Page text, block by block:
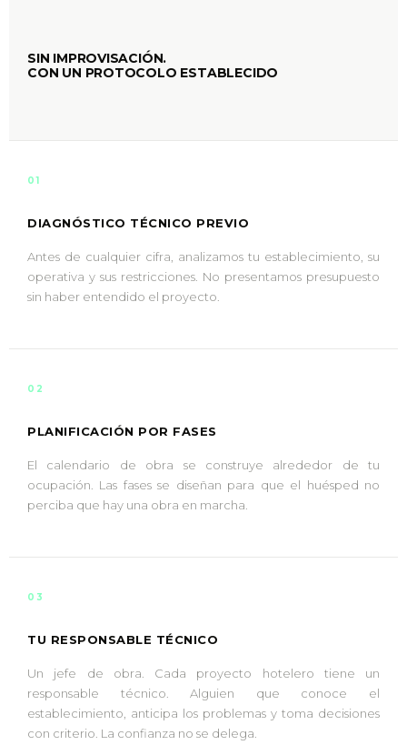
SIN IMPROVISACIÓN.
CON UN PROTOCOLO ESTABLECIDO
01
DIAGNÓSTICO TÉCNICO PREVIO
Antes de cualquier cifra, analizamos tu establecimiento, su
operativa y sus restricciones. No presentamos presupuesto
sin haber entendido el proyecto.
02
PLANIFICACIÓN POR FASES
El calendario de obra se construye alrededor de tu
ocupación. Las fases se diseñan para que el huésped no
perciba que hay una obra en marcha.
03
TU RESPONSABLE TÉCNICO
Un jefe de obra. Cada proyecto hotelero tiene un
responsable técnico. Alguien que conoce el
establecimiento, anticipa los problemas y toma decisiones
con criterio. La confianza no se delega.